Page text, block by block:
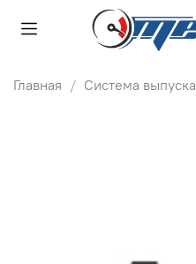
Главная Система выпуска